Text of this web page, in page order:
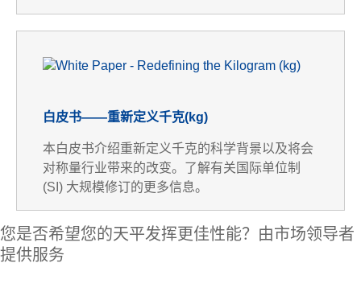
白皮书——重新定义千克(kg)
本白皮书介绍重新定义千克的科学背景以及将会
对称量行业带来的改变。了解有关国际单位制
(SI) 大规模修订的更多信息。
您是否希望您的天平发挥更佳性能？由市场领导者
提供服务